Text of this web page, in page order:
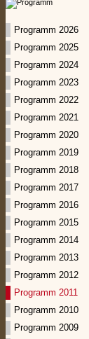
Programm 2026
Programm 2025
Programm 2024
Programm 2023
Programm 2022
Programm 2021
Programm 2020
Programm 2019
Programm 2018
Programm 2017
Programm 2016
Programm 2015
Programm 2014
Programm 2013
Programm 2012
Programm 2011
Programm 2010
Programm 2009